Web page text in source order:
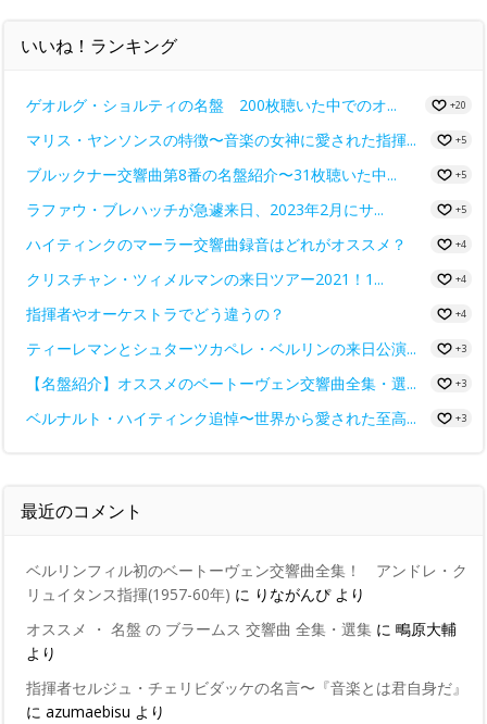
いいね！ランキング
ゲオルグ・ショルティの名盤 200枚聴いた中でのオ... +20
マリス・ヤンソンスの特徴〜音楽の女神に愛された指揮... +5
ブルックナー交響曲第8番の名盤紹介〜31枚聴いた中... +5
ラファウ・ブレハッチが急遽来日、2023年2月にサ... +5
ハイティンクのマーラー交響曲録音はどれがオススメ？ +4
クリスチャン・ツィメルマンの来日ツアー2021！1... +4
指揮者やオーケストラでどう違うの？ +4
ティーレマンとシュターツカペレ・ベルリンの来日公演... +3
【名盤紹介】オススメのベートーヴェン交響曲全集・選... +3
ベルナルト・ハイティンク追悼〜世界から愛された至高... +3
最近のコメント
ベルリンフィル初のベートーヴェン交響曲全集！ アンドレ・ク
リュイタンス指揮(1957-60年) に りながんぴより
オススメ ・ 名盤 の ブラームス 交響曲 全集・選集 に 鴫原大輔
より
指揮者セルジュ・チェリビダッケの名言〜『音楽とは君自身だ』
に azumaebisu より